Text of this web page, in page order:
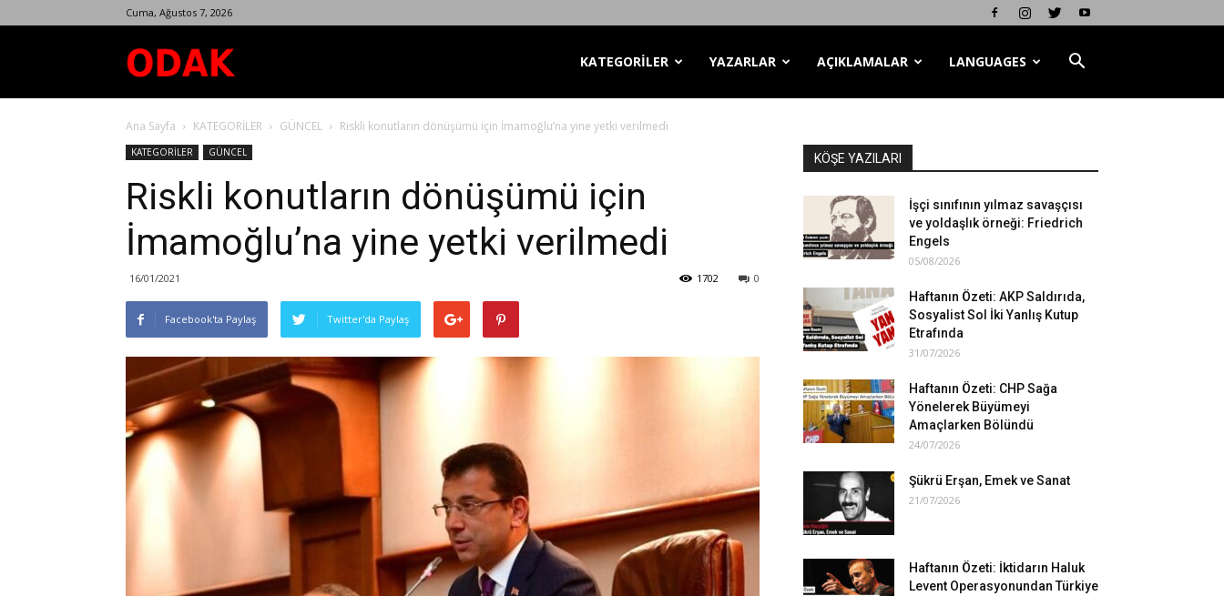
Cuma, Ağustos 7, 2026
Dergisi
KATEGORİLER YAZARLAR AÇIKLAMALAR LANGUAGES
Ana Sayfa KATEGORİLER GÜNCEL Riskli konutların dönüşümü için İmamoğlu’na yine yetki verilmedi
KATEGORİLER GÜNCEL
Riskli konutların dönüşümü için
İmamoğlu’na yine yetki verilmedi
16/01/2021 0
1702
Facebook'ta Paylaş Twitter'da Paylaş
KÖŞE YAZILARI
İşçi sınıfının yılmaz savaşçısı
ve yoldaşlık örneği: Friedrich
Engels
05/08/2026
Haftanın Özeti: AKP Saldırıda,
Sosyalist Sol İki Yanlış Kutup
Etrafında
31/07/2026
Haftanın Özeti: CHP Sağa
Yönelerek Büyümeyi
Amaçlarken Bölündü
24/07/2026
Şükrü Erşan, Emek ve Sanat
21/07/2026
Haftanın Özeti: İktidarın Haluk
Levent Operasyonundan Türkiye